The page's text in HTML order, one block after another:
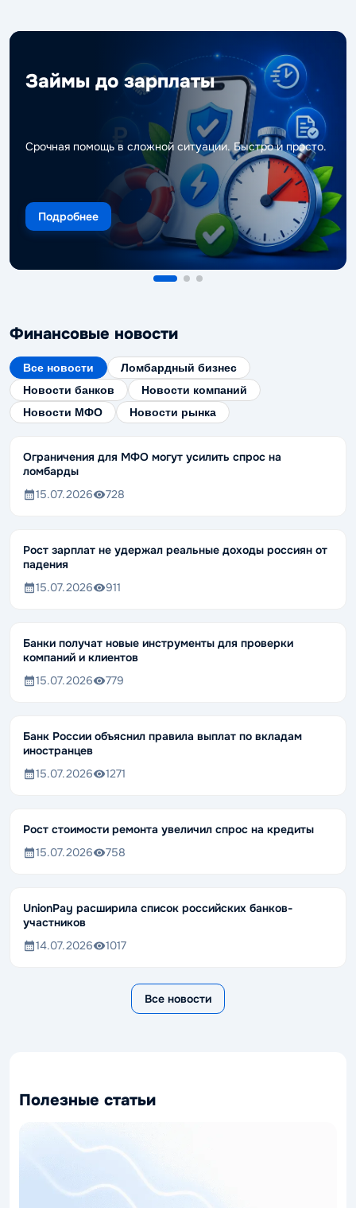
Займы до зарплаты
Срочная помощь в сложной ситуации. Быстро и просто.
Подробнее
Финансовые новости
Все новости
Ломбардный бизнес
Новости банков
Новости компаний
Новости МФО
Новости рынка
Ограничения для МФО могут усилить спрос на
ломбарды
15.07.2026
728
Рост зарплат не удержал реальные доходы россиян от
падения
15.07.2026
911
Банки получат новые инструменты для проверки
компаний и клиентов
15.07.2026
779
Банк России объяснил правила выплат по вкладам
иностранцев
15.07.2026
1271
Рост стоимости ремонта увеличил спрос на кредиты
15.07.2026
758
UnionPay расширила список российских банков-
участников
14.07.2026
1017
Все новости
Полезные статьи